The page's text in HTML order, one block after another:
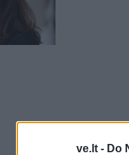
ve.lt - Do